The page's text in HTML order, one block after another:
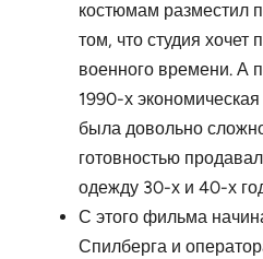
костюмам разместил
том, что студия хочет
военного времени. А
1990-х
была довольно
готовностью
одежду 30-х и 40-х
С этого фильма
Спилберга и